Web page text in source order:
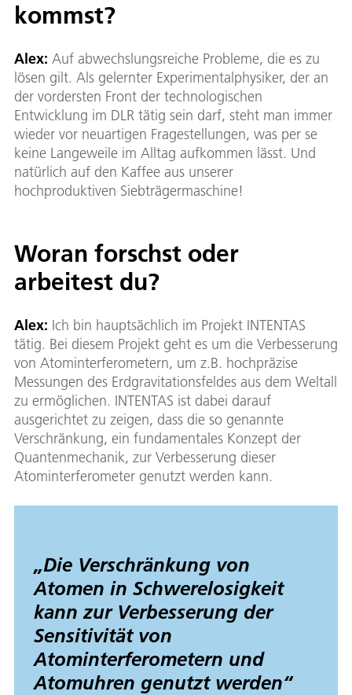
kommst?
Alex: Auf abwechslungsreiche Probleme, die es zu
lösen gilt. Als gelernter Experimentalphysiker, der an
der vordersten Front der technologischen
Entwicklung im DLR tätig sein darf, steht man immer
wieder vor neuartigen Fragestellungen, was per se
keine Langeweile im Alltag aufkommen lässt. Und
natürlich auf den Kaffee aus unserer
hochproduktiven Siebträgermaschine!
Woran forschst oder
arbeitest du?
Alex: Ich bin hauptsächlich im Projekt INTENTAS
tätig. Bei diesem Projekt geht es um die Verbesserung
von Atominterferometern, um z.B. hochpräzise
Messungen des Erdgravitationsfeldes aus dem Weltall
zu ermöglichen. INTENTAS ist dabei darauf
ausgerichtet zu zeigen, dass die so genannte
Verschränkung, ein fundamentales Konzept der
Quantenmechanik, zur Verbesserung dieser
Atominterferometer genutzt werden kann.
„Die Verschränkung von
Atomen in Schwerelosigkeit
kann zur Verbesserung der
Sensitivität von
Atominterferometern und
Atomuhren genutzt werden“